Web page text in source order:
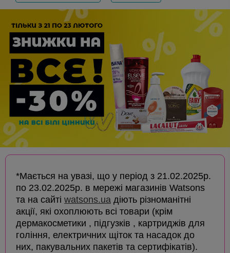
*Мається на увазі, що у період з 21.02.2025р.
по 23.02.2025р. в мережі магазинів Watsons
та на сайті watsons.ua діють різноманітні
акції, які охоплюють всі товари (крім
дермакосметики , підгузків , картриджів для
гоління, електричних щіток та насадок до
них, пакувальних пакетів та сертифікатів).